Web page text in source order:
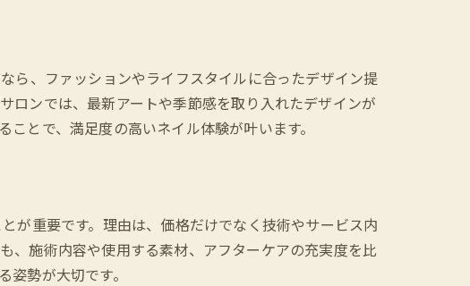
は
介
は
ら、ファッションやライフスタイルに合ったデザイン提
ロンでは、最新アートや季節感を取り入れたデザインが
とで、満足度の高いネイル体験が叶います。
が重要です。理由は、価格だけでなく技術やサービス内
、施術内容や使用する素材、アフターケアの充実度を比
勢が大切です。